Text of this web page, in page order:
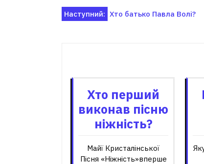
Навігація
Наступний: Хто батько Павла Волі?
Хто перший
виконав пісню
ніжність?
Майї Кристалінської
Пісня «Ніжність»вперше